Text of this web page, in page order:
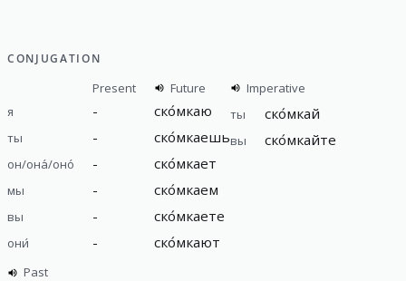
CONJUGATION
Present
Future
я
- ско́мкаю
ты - ско́мкаешь
он/она́/оно́ - ско́мкает
мы - ско́мкаем
вы - ско́мкаете
они́ - ско́мкают
Imperative
ты
ско́мкай
вы ско́мкайте
Past